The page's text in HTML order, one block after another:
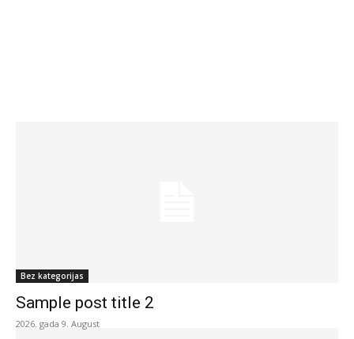
Bez kategorijas
Sample post title 2
2026. gada 9. August